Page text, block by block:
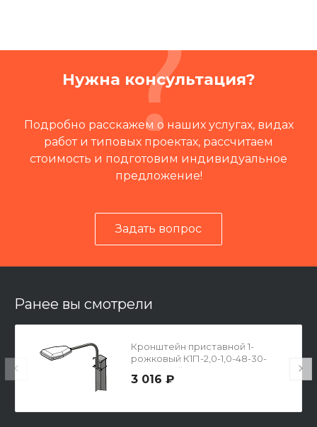
Нужна консультация?
Подробно расскажем о наших услугах, видах
работ и типовых проектах, рассчитаем
стоимость и подготовим индивидуальное
предложение!
Задать вопрос
Ранее вы смотрели
Кронштейн приставной 1-
рожковый К1П-2,0-1,0-48-30-
радиусный, гор. оцинк.
3 016 ₽